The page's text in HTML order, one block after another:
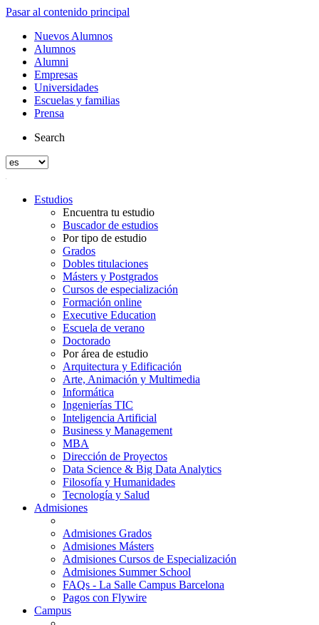
Pasar al contenido principal
Nuevos Alumnos
Alumnos
Alumni
Empresas
Universidades
Escuelas y familias
Prensa
Search
Estudios
Encuentra tu estudio
Buscador de estudios
Por tipo de estudio
Grados
Dobles titulaciones
Másters y Postgrados
Cursos de especialización
Formación online
Executive Education
Escuela de verano
Doctorado
Por área de estudio
Arquitectura y Edificación
Arte, Animación y Multimedia
Informática
Ingenierías TIC
Inteligencia Artificial
Business y Management
MBA
Dirección de Proyectos
Data Science & Big Data Analytics
Filosofía y Humanidades
Tecnología y Salud
Admisiones
Admisiones Grados
Admisiones Másters
Admisiones Cursos de Especialización
Admisiones Summer School
FAQs - La Salle Campus Barcelona
Pagos con Flywire
Campus